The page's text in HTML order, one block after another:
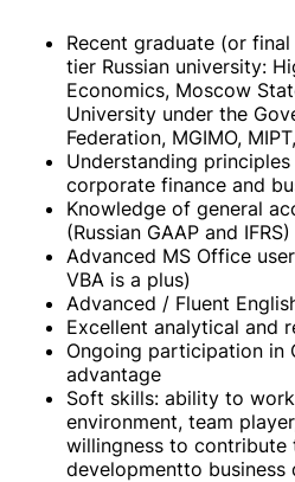
Recent graduate (or
tier Russian university:
Economics, Moscow
University under the
Federation, MGIMO,
Understanding
corporate finance and
Knowledge of general
(Russian GAAP and IFRS)
Advanced MS Office
VBA is a plus)
Advanced / Fluent
Excellent analytical and
Ongoing participation in
advantage
Soft skills: ability to
environment, team
willingness to contribute
developmentto business